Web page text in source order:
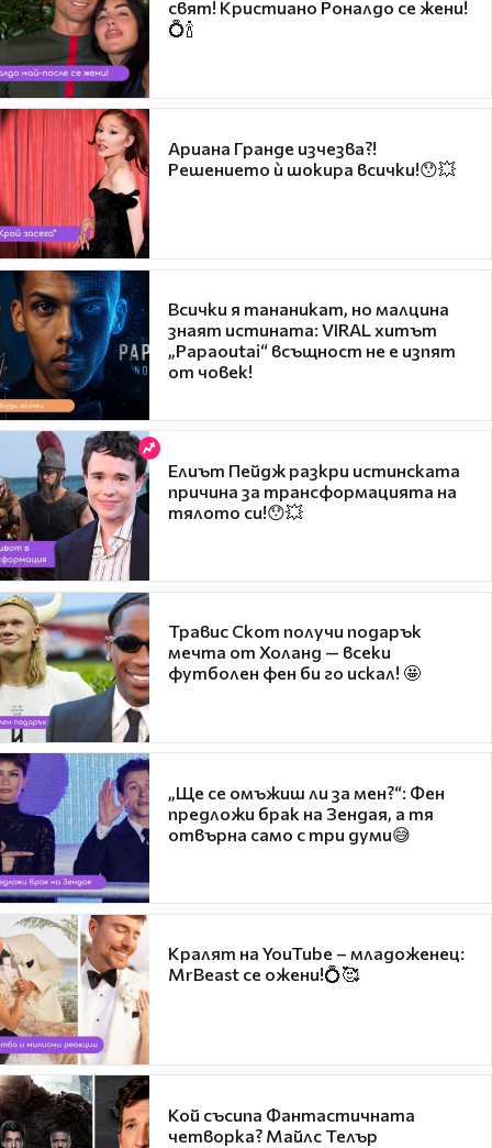
свят! Кристиано Роналдо се жени!
💍🍾
Ариана Гранде изчезва?!
Решението ѝ шокира всички!😯💥
Всички я тананикат, но малцина
знаят истината: VIRAL хитът
„Papaoutai“ всъщност не е изпят
от човек!
Елиът Пейдж разкри истинската
причина за трансформацията на
тялото си!😯💥
Травис Скот получи подарък
мечта от Холанд — всеки
футболен фен би го искал! 🤩
„Ще се омъжиш ли за мен?“: Фен
предложи брак на Зендая, а тя
отвърна само с три думи😅
Кралят на YouTube – младоженец:
MrBeast се ожени!💍🥰
Кой съсипа Фантастичната
четворка? Майлс Телър